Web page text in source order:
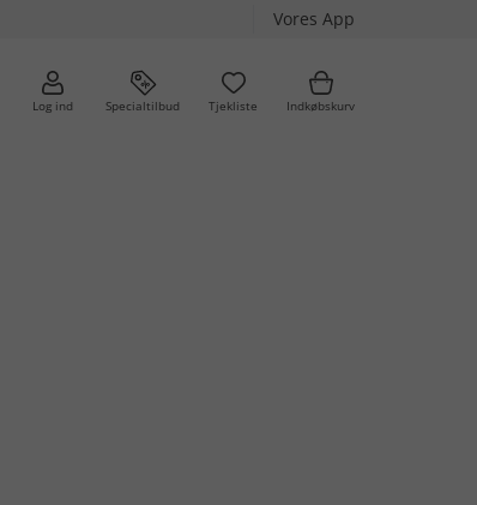
Vores App
Log ind Specialtilbud Tjekliste Indkøbskurv